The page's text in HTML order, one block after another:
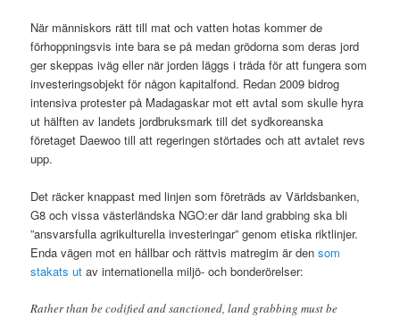
När människors rätt till mat och vatten hotas kommer de
förhoppningsvis inte bara se på medan grödorna som deras jord
ger skeppas iväg eller när jorden läggs i träda för att fungera som
investeringsobjekt för någon kapitalfond. Redan 2009 bidrog
intensiva protester på Madagaskar mot ett avtal som skulle hyra
ut hälften av landets jordbruksmark till det sydkoreanska
företaget Daewoo till att regeringen störtades och att avtalet revs
upp.
Det räcker knappast med linjen som företräds av Världsbanken,
G8 och vissa västerländska NGO:er där land grabbing ska bli
”ansvarsfulla agrikulturella investeringar” genom etiska riktlinjer.
Enda vägen mot en hållbar och rättvis matregim är densom
stakats ut av internationella miljö- och bonderörelser:
Rather than be codified and sanctioned, land grabbing must be